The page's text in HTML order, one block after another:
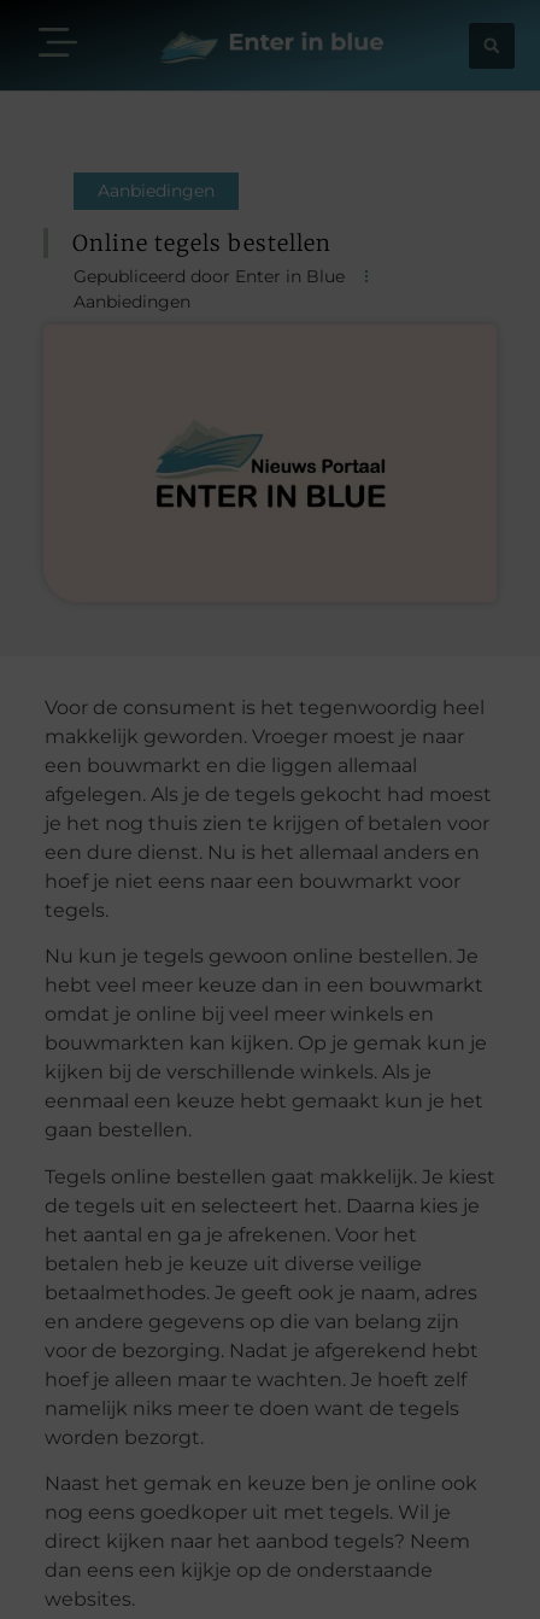
Aanbiedingen
Online tegels bestellen
Gepubliceerd door Enter in Blue
Aanbiedingen
Voor de consument is het tegenwoordig heel
makkelijk geworden. Vroeger moest je naar
een bouwmarkt en die liggen allemaal
afgelegen. Als je de tegels gekocht had moest
je het nog thuis zien te krijgen of betalen voor
een dure dienst. Nu is het allemaal anders en
hoef je niet eens naar een bouwmarkt voor
tegels.
Nu kun je tegels gewoon online bestellen. Je
hebt veel meer keuze dan in een bouwmarkt
omdat je online bij veel meer winkels en
bouwmarkten kan kijken. Op je gemak kun je
kijken bij de verschillende winkels. Als je
eenmaal een keuze hebt gemaakt kun je het
gaan bestellen.
Tegels online bestellen gaat makkelijk. Je kiest
de tegels uit en selecteert het. Daarna kies je
het aantal en ga je afrekenen. Voor het
betalen heb je keuze uit diverse veilige
betaalmethodes. Je geeft ook je naam, adres
en andere gegevens op die van belang zijn
voor de bezorging. Nadat je afgerekend hebt
hoef je alleen maar te wachten. Je hoeft zelf
namelijk niks meer te doen want de tegels
worden bezorgt.
Naast het gemak en keuze ben je online ook
nog eens goedkoper uit met tegels. Wil je
direct kijken naar het aanbod tegels? Neem
dan eens een kijkje op de onderstaande
websites.